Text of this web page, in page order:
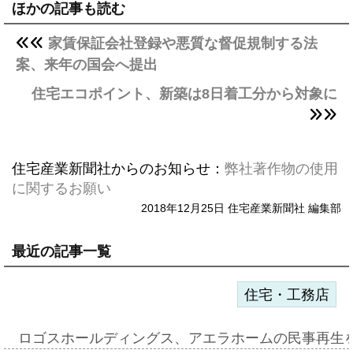
ほかの記事も読む
家賃保証会社登録や悪質な督促規制する法
案、来年の国会へ提出
住宅エコポイント、新築は8日着工分から対象に
住宅産業新聞社からのお知らせ： 弊社著作物の使用
に関するお願い
2018年12月25日 住宅産業新聞社 編集部
最近の記事一覧
住宅・工務店
ロゴスホールディングス、アエラホームの民事再